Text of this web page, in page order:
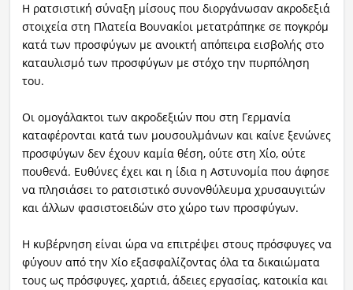
H ρατσιστική σύναξη μίσους που διοργάνωσαν ακροδεξιά
στοιχεία στη Πλατεία Βουνακίοι μετατράπηκε σε πογκρόμ
κατά των προσφύγων με ανοικτή απόπειρα εισβολής στο
καταυλισμό των προσφύγων με στόχο την πυρπόληση
του.
Οι ομογάλακτοι των ακροδεξιών που στη Γερμανία
καταφέρονται κατά των μουσουλμάνων και καίνε ξενώνες
προσφύγων δεν έχουν καμία θέση, ούτε στη Χίο, ούτε
πουθενά. Ευθύνες έχει και η ίδια η Αστυνομία που άφησε
να πλησιάσει το ρατσιστικό συνονθύλευμα χρυσαυγιτών
και άλλων φασιστοειδών στο χώρο των προσφύγων.
Η κυβέρνηση είναι ώρα να επιτρέψει στους πρόσφυγες να
φύγουν από την Χίο εξασφαλίζοντας όλα τα δικαιώματα
τους ως πρόσφυγες, χαρτιά, άδειες εργασίας, κατοικία και